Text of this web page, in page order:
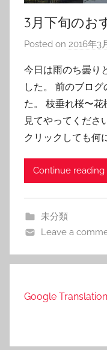
3月下旬のお
Posted on 2016年3
今日は雨のち曇り
した。 前のブロ
た。 枝垂れ桜〜
見てやってくださ
クリックしても何
Continue reading
未分類
Leave a
Google Translation